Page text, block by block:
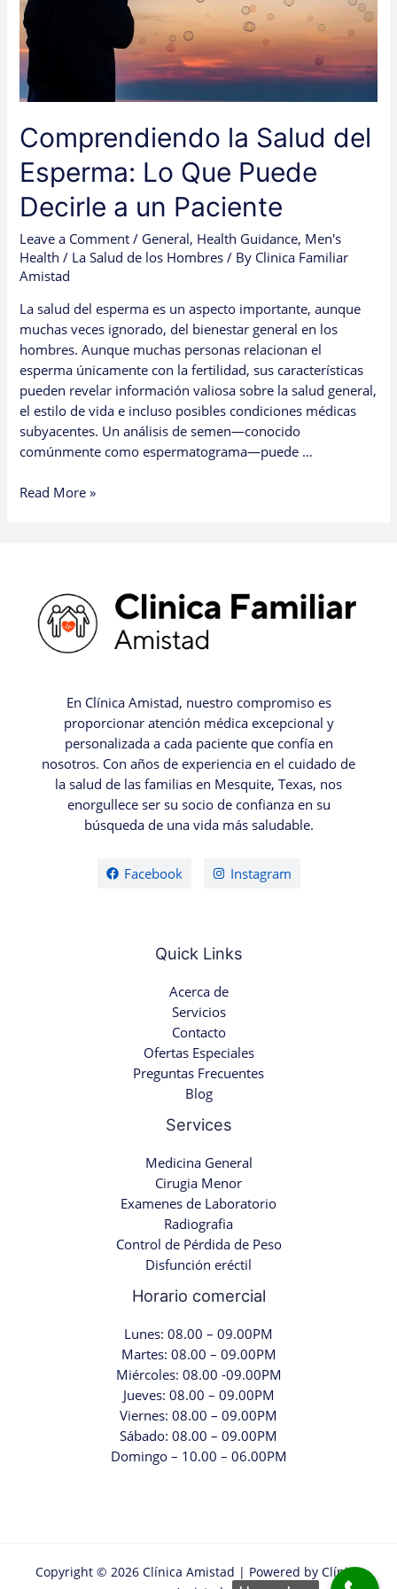
Comprendiendo la Salud del
Esperma: Lo Que Puede
Decirle a un Paciente
Leave a Comment / General, Health Guidance, Men's
Health / La Salud de los Hombres / By Clinica Familiar
Amistad
La salud del esperma es un aspecto importante, aunque
muchas veces ignorado, del bienestar general en los
hombres. Aunque muchas personas relacionan el
esperma únicamente con la fertilidad, sus características
pueden revelar información valiosa sobre la salud general,
el estilo de vida e incluso posibles condiciones médicas
subyacentes. Un análisis de semen—conocido
comúnmente como espermatograma—puede …
Puede
Decirle
a
un
Paciente
Read More »
En Clínica Amistad, nuestro compromiso es
proporcionar atención médica excepcional y
personalizada a cada paciente que confía en
nosotros. Con años de experiencia en el cuidado de
la salud de las familias en Mesquite, Texas, nos
enorgullece ser su socio de confianza en su
búsqueda de una vida más saludable.
Facebook Instagram
Quick Links
Acerca de
Servicios
Contacto
Ofertas Especiales
Preguntas Frecuentes
Blog
Services
Medicina General
Cirugia Menor
Examenes de Laboratorio
Radiografia
Control de Pérdida de Peso
Disfunción eréctil
Horario comercial
Lunes: 08.00 – 09.00PM
Martes: 08.00 – 09.00PM
Miércoles: 08.00 -09.00PM
Jueves: 08.00 – 09.00PM
Viernes: 08.00 – 09.00PM
Sábado: 08.00 – 09.00PM
Domingo – 10.00 – 06.00PM
Copyright © 2026 Clínica Amistad | Powered by Clínica